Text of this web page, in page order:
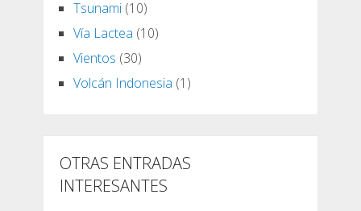
Tsunami(10)
Vía Lactea (10)
Vientos (30)
Volcán Indonesia (1)
OTRAS ENTRADAS
INTERESANTES